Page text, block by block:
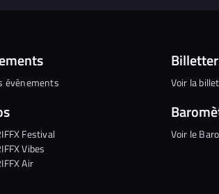
évènements
Festival
Vibes
Air
Voir la
Voir le